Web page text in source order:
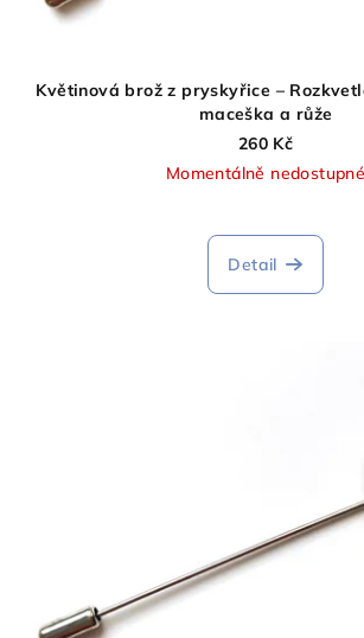
Květinová brož z pryskyřice –
maceška a růže
260 Kč
Momentálně nedostupné
Detail